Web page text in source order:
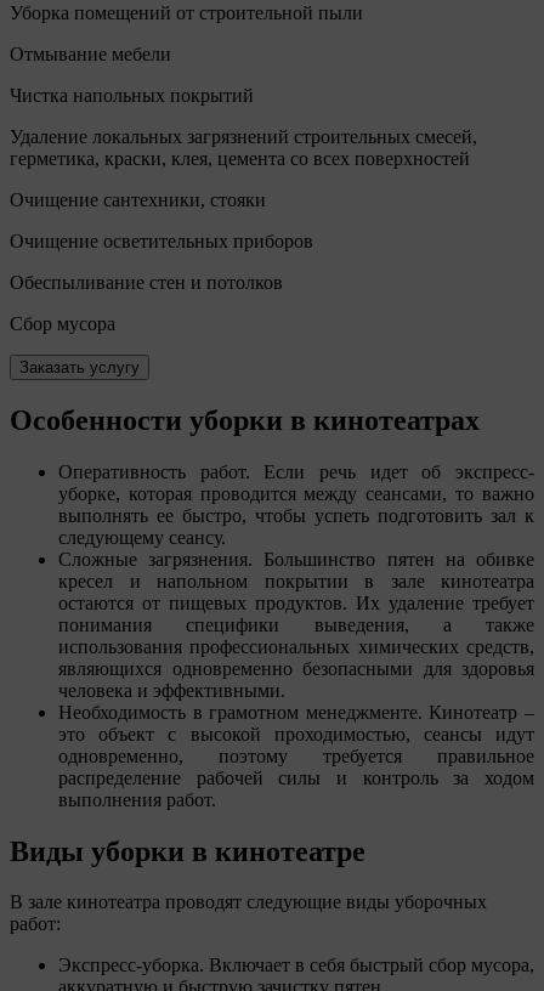
Уборка помещений от строительной пыли
Отмывание мебели
Чистка напольных покрытий
Удаление локальных загрязнений строительных смесей,
герметика, краски, клея, цемента со всех поверхностей
Очищение сантехники, стояки
Очищение осветительных приборов
Обеспыливание стен и потолков
Сбор мусора
Заказать услугу
Особенности уборки в кинотеатрах
Оперативность работ. Если речь идет об экспресс-
уборке, которая проводится между сеансами, то важно
выполнять ее быстро, чтобы успеть подготовить зал к
следующему сеансу.
Сложные загрязнения. Большинство пятен на обивке
кресел и напольном покрытии в зале кинотеатра
остаются от пищевых продуктов. Их удаление требует
понимания специфики выведения, а также
использования профессиональных химических средств,
являющихся одновременно безопасными для здоровья
человека и эффективными.
Необходимость в грамотном менеджменте. Кинотеатр –
это объект с высокой проходимостью, сеансы идут
одновременно, поэтому требуется правильное
распределение рабочей силы и контроль за ходом
выполнения работ.
Виды уборки в кинотеатре
В зале кинотеатра проводят следующие виды уборочных
работ:
Экспресс-уборка. Включает в себя быстрый сбор мусора,